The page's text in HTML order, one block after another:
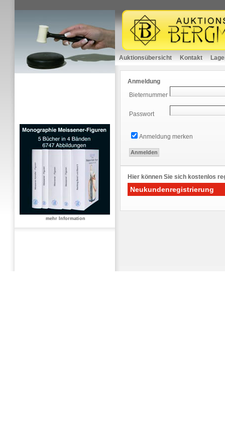
mehr Information
Auktionsübersicht Kontakt
Anmeldung
Bieternummer
Passwort
Anmeldung merken
Hier können Sie sich kostenlos
Neukundenregistrierung